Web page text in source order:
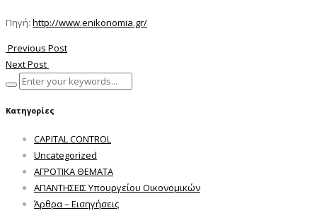
Πηγή: http://www.enikonomia.gr/
Previous Post
Next Post
Κατηγορίες
CAPITAL CONTROL
Uncategorized
ΑΓΡΟΤΙΚΑ ΘΕΜΑΤΑ
ΑΠΑΝΤΗΣΕΙΣ Υπουργείου Οικονομικών
Άρθρα – Εισηγήσεις